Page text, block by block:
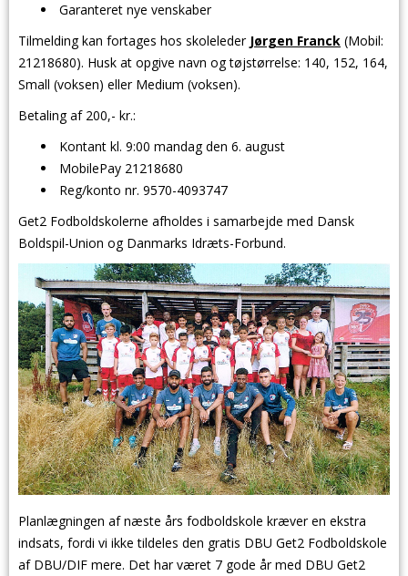
Garanteret nye venskaber
Tilmelding kan fortages hos skoleleder Jørgen Franck (Mobil:
21218680). Husk at opgive navn og tøjstørrelse: 140, 152, 164,
Small (voksen) eller Medium (voksen).
Betaling af 200,- kr.:
Kontant kl. 9:00 mandag den 6. august
MobilePay 21218680
Reg/konto nr. 9570-4093747
Get2 Fodboldskolerne afholdes i samarbejde med Dansk
Boldspil-Union og Danmarks Idræts-Forbund.
Planlægningen af næste års fodboldskole kræver en ekstra
indsats, fordi vi ikke tildeles den gratis DBU Get2 Fodboldskole
af DBU/DIF mere. Det har været 7 gode år med DBU Get2